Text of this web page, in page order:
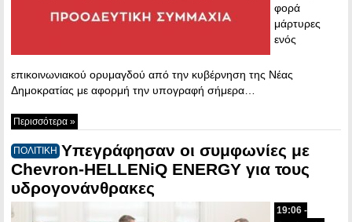
φορά
μάρτυρες
ενός
επικοινωνιακού ορυμαγδού από την κυβέρνηση της Νέας
Δημοκρατίας με αφορμή την υπογραφή σήμερα…
Περισσότερα »
ΠΟΛΙΤΙΚΗ Υπεγράφησαν οι συμφωνίες με
Chevron-HELLENiQ ENERGY για τους
υδρογονάνθρακες
19:06 -